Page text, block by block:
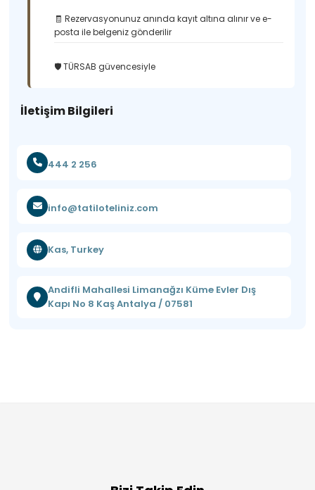
🧾 Rezervasyonunuz anında kayıt altına alınır ve e-
posta ile belgeniz gönderilir
🛡️ TÜRSAB güvencesiyle
İletişim Bilgileri
444 2 256
info@tatiloteliniz.com
Kas, Turkey
Andifli Mahallesi Limanağzı Küme Evler Dış
Kapı No 8 Kaş Antalya / 07581